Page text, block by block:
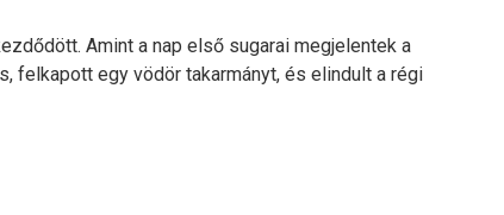
Amint a nap első sugarai megjelentek a
felkapott egy vödör takarmányt, és elindult a régi